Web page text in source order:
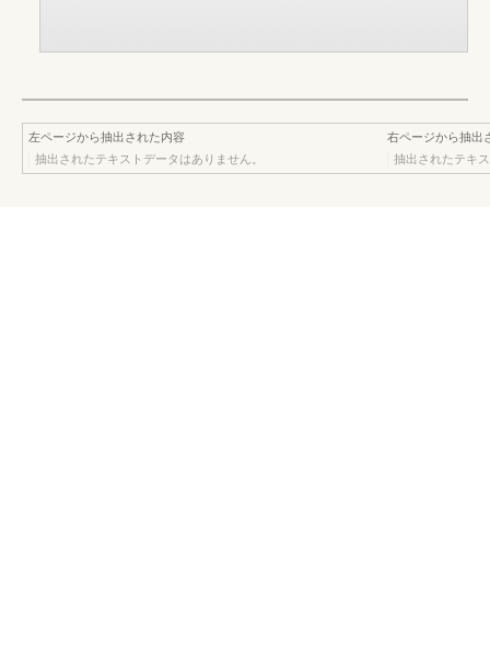
左ページから抽出された内容
抽出されたテキストデータはありません。
右ページから抽出
抽出されたテキ